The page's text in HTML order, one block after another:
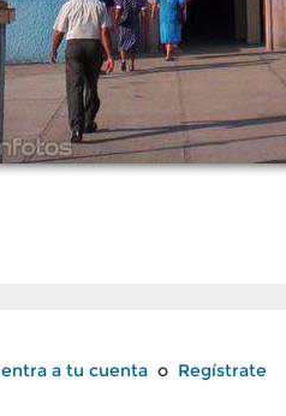
entra a tu cuenta o Regístrate